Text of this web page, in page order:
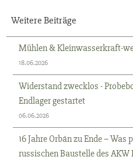
Weitere Beiträge
Mühlen & Kleinwasserkraft-
18.06.2026
Widerstand zwecklos -
Endlager gestartet
06.06.2026
16 Jahre Orbán zu Ende –
russischen Baustelle des AKW